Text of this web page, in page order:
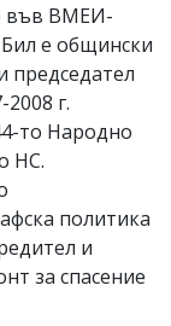
във ВМЕИ-
е общински
председател
г.
то Народно
НС.
политика
и
за спасение